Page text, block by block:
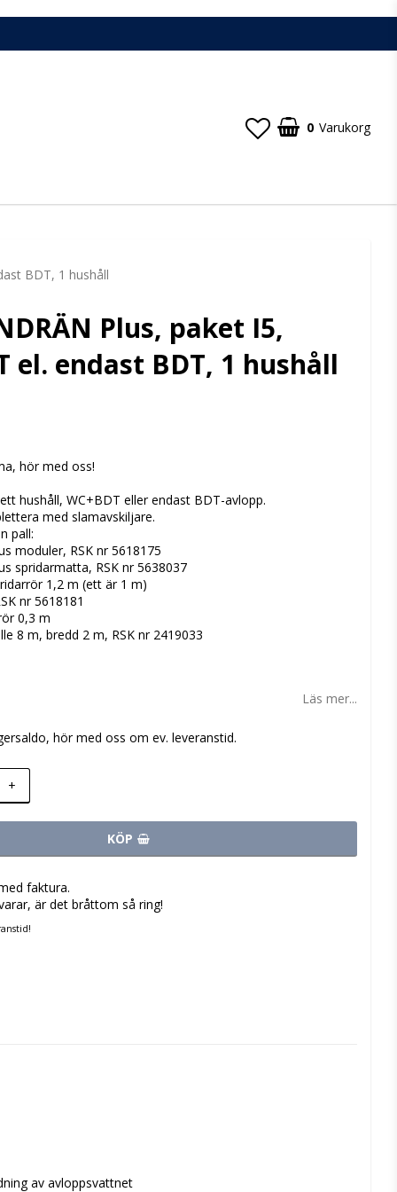
0 Varukorg
BDT, 1 hushåll
Plus, paket I5,
el. endast BDT, 1 hushåll
hör med oss!
hushåll, WC+BDT eller endast BDT-avlopp.
med slamavskiljare.
pall:
moduler, RSK nr 5618175
spridarmatta, RSK nr 5638037
1,2 m (ett är 1 m)
nr 5618181
0,3 m
8 m, bredd 2 m, RSK nr 2419033
Läs mer...
hör med oss om ev. leveranstid.
+
KÖP
faktura.
är det bråttom så ring!
av avloppsvattnet